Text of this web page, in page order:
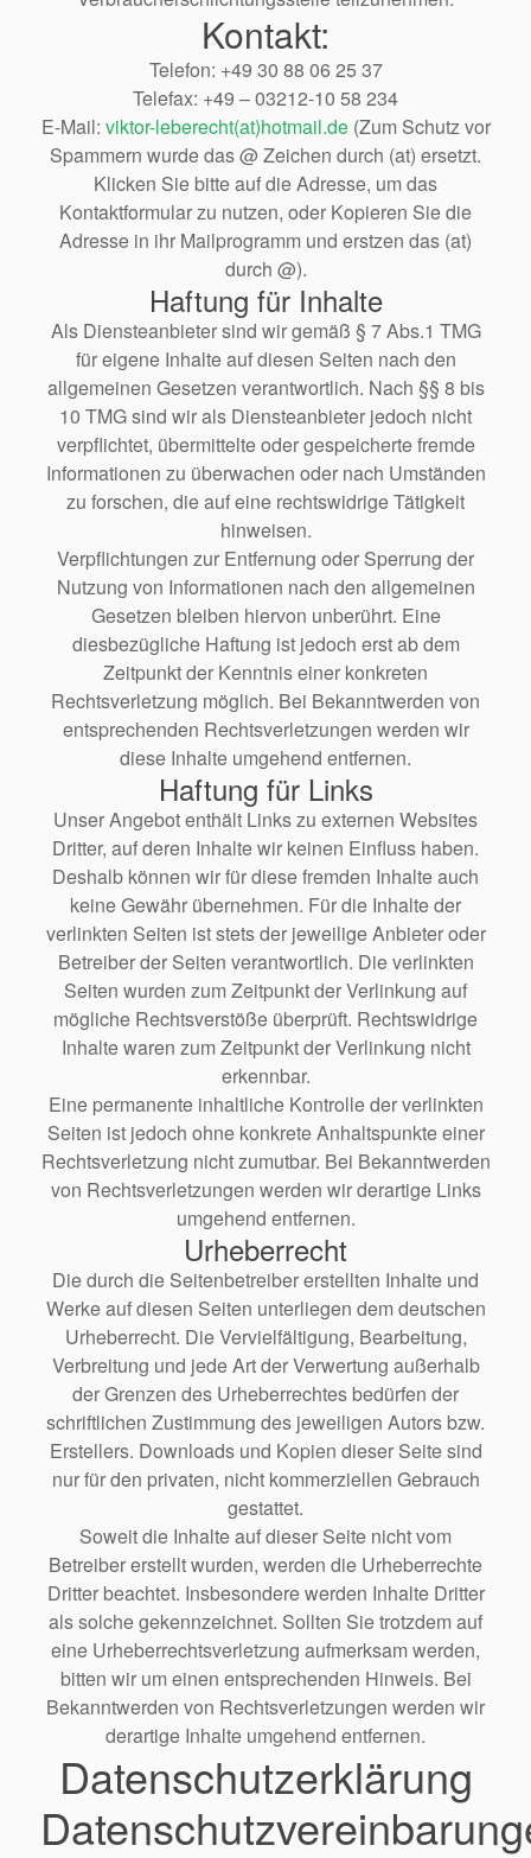
Kontakt:
Telefon: +49 30 88 06 25 37
Telefax: +49 – 03212-10 58 234
E-Mail: viktor-leberecht(at)hotmail.de(Zum Schutz vor
Spammern wurde das @ Zeichen durch (at) ersetzt.
Klicken Sie bitte auf die Adresse, um das
Kontaktformular zu nutzen, oder Kopieren Sie die
Adresse in ihr Mailprogramm und erstzen das (at)
durch @).
Haftung für Inhalte
Als Diensteanbieter sind wir gemäß § 7 Abs.1 TMG
für eigene Inhalte auf diesen Seiten nach den
allgemeinen Gesetzen verantwortlich. Nach §§ 8 bis
10 TMG sind wir als Diensteanbieter jedoch nicht
verpflichtet, übermittelte oder gespeicherte fremde
Informationen zu überwachen oder nach Umständen
zu forschen, die auf eine rechtswidrige Tätigkeit
hinweisen.
Verpflichtungen zur Entfernung oder Sperrung der
Nutzung von Informationen nach den allgemeinen
Gesetzen bleiben hiervon unberührt. Eine
diesbezügliche Haftung ist jedoch erst ab dem
Zeitpunkt der Kenntnis einer konkreten
Rechtsverletzung möglich. Bei Bekanntwerden von
entsprechenden Rechtsverletzungen werden wir
diese Inhalte umgehend entfernen.
Haftung für Links
Unser Angebot enthält Links zu externen Websites
Dritter, auf deren Inhalte wir keinen Einfluss haben.
Deshalb können wir für diese fremden Inhalte auch
keine Gewähr übernehmen. Für die Inhalte der
verlinkten Seiten ist stets der jeweilige Anbieter oder
Betreiber der Seiten verantwortlich. Die verlinkten
Seiten wurden zum Zeitpunkt der Verlinkung auf
mögliche Rechtsverstöße überprüft. Rechtswidrige
Inhalte waren zum Zeitpunkt der Verlinkung nicht
erkennbar.
Eine permanente inhaltliche Kontrolle der verlinkten
Seiten ist jedoch ohne konkrete Anhaltspunkte einer
Rechtsverletzung nicht zumutbar. Bei Bekanntwerden
von Rechtsverletzungen werden wir derartige Links
umgehend entfernen.
Urheberrecht
Die durch die Seitenbetreiber erstellten Inhalte und
Werke auf diesen Seiten unterliegen dem deutschen
Urheberrecht. Die Vervielfältigung, Bearbeitung,
Verbreitung und jede Art der Verwertung außerhalb
der Grenzen des Urheberrechtes bedürfen der
schriftlichen Zustimmung des jeweiligen Autors bzw.
Erstellers. Downloads und Kopien dieser Seite sind
nur für den privaten, nicht kommerziellen Gebrauch
gestattet.
Soweit die Inhalte auf dieser Seite nicht vom
Betreiber erstellt wurden, werden die Urheberrechte
Dritter beachtet. Insbesondere werden Inhalte Dritter
als solche gekennzeichnet. Sollten Sie trotzdem auf
eine Urheberrechtsverletzung aufmerksam werden,
bitten wir um einen entsprechenden Hinweis. Bei
Bekanntwerden von Rechtsverletzungen werden wir
derartige Inhalte umgehend entfernen.
Datenschutzerklärung